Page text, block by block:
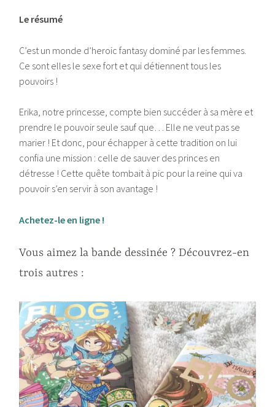
Le résumé
C’est un monde d’heroic fantasy dominé par les femmes.
Ce sont elles le sexe fort et qui détiennent tous les
pouvoirs !
Erika, notre princesse, compte bien succéder à sa mère et
prendre le pouvoir seule sauf que… Elle ne veut pas se
marier ! Et donc, pour échapper à cette tradition on lui
confia une mission : celle de sauver des princes en
détresse ! Cette quête tombait à pic pour la reine qui va
pouvoir s’en servir à son avantage !
Achetez-le en ligne !
Vous aimez la bande dessinée ? Découvrez-en
trois autres :